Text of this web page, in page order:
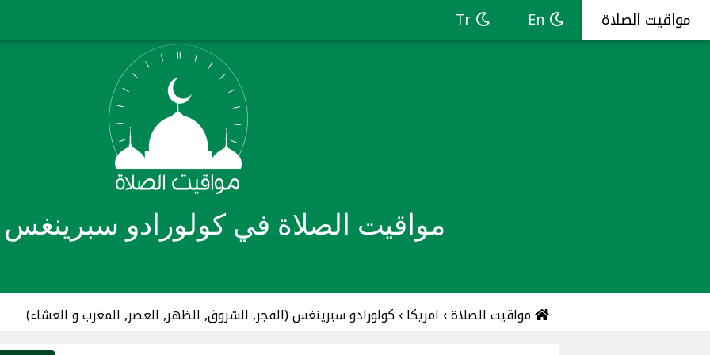
مواقيت الصلاة
مواقيت الصلاة في كولورادو سبرينغس
مواقيت الصلاة› امريكا›كولورادو سبرينغس (الفجر,الشروق,الظهر,العصر,المغربوالعشاء)